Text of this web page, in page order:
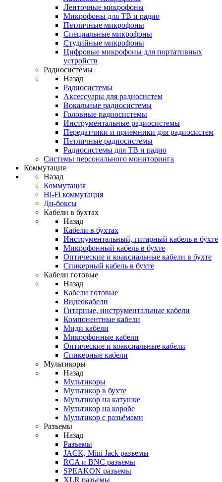
Ленточные микрофоны
Микрофоны для ТВ и радио
Петличные микрофоны
Специальные микрофоны
Студийные микрофоны
Цифровые микрофоны для портативных
устройств
Радиосистемы
Назад
Радиосистемы
Аксессуары для радиосистем
Вокальные радиосистемы
Головные радиосистемы
Инструментальные радиосистемы
Передатчики и приемники для радиосистем
Петличные радиосистемы
Радиосистемы для ТВ и радио
Системы персонального мониторинга
Коммутация
Назад
Коммутация
Hi-Fi коммутация
Ди-боксы
Кабели в бухтах
Назад
Кабели в бухтах
Инструментальный, гитарный кабель в бухте
Микрофонный кабель в бухте
Оптические и коаксиальные кабели в бухте
Спикерный кабель в бухте
Кабели готовые
Назад
Кабели готовые
Видеокабели
Гитарные, инструментальные кабели
Компонентные кабели
Миди кабели
Микрофонные кабели
Оптические и коаксиальные кабели
Спикерные кабели
Мультикоры
Назад
Мультикоры
Мультикор в бухте
Мультикор на катушке
Мультикор на коробе
Мультикор с разъёмами
Разъемы
Назад
Разъемы
JACK, Mini Jack разъемы
RCA и BNC разъемы
SPEAKON разъемы
XLR разъемы